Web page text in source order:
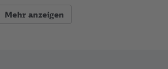
Mehr anzeigen